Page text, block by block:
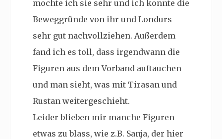
mochte ich sie sehr und ich konnte die
Beweggründe von ihr und Londurs
sehr gut nachvollziehen. Außerdem
fand ich es toll, dass irgendwann die
Figuren aus dem Vorband auftauchen
und man sieht, was mit Tirasan und
Rustan weitergeschieht.
Leider blieben mir manche Figuren
etwas zu blass, wie z.B. Sanja, der hier